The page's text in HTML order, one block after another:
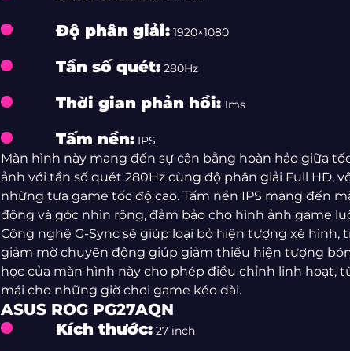
Độ phân giải:1920×1080
Tần số quét:280Hz
Thời gian phản hồi:1ms
Tấm nền:IPS
Màn hình này mang đến sự cân bằng hoàn hảo giữa
ảnh với tần số quét 280Hz cùng độ phân giải Full HD,
những tựa game tốc độ cao. Tấm nền IPS mang đến
động và góc nhìn rộng, đảm bảo cho hình ảnh game
Công nghệ G-Sync sẽ giúp loại bỏ hiện tượng xé hình,
giảm mờ chuyển động giúp giảm thiểu hiện tượng
học của màn hình này cho phép điều chỉnh linh hoạt,
mái cho những giờ chơi game kéo dài.
ASUS ROG PG27AQN
Kích thước:27 inch